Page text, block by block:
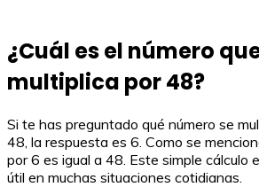
¿Cuál es el número
multiplica por 48?
Si te has preguntado qué número se
48, la respuesta es 6. Como se
por 6 es igual a 48. Este simple cálculo
útil en muchas situaciones cotidianas.